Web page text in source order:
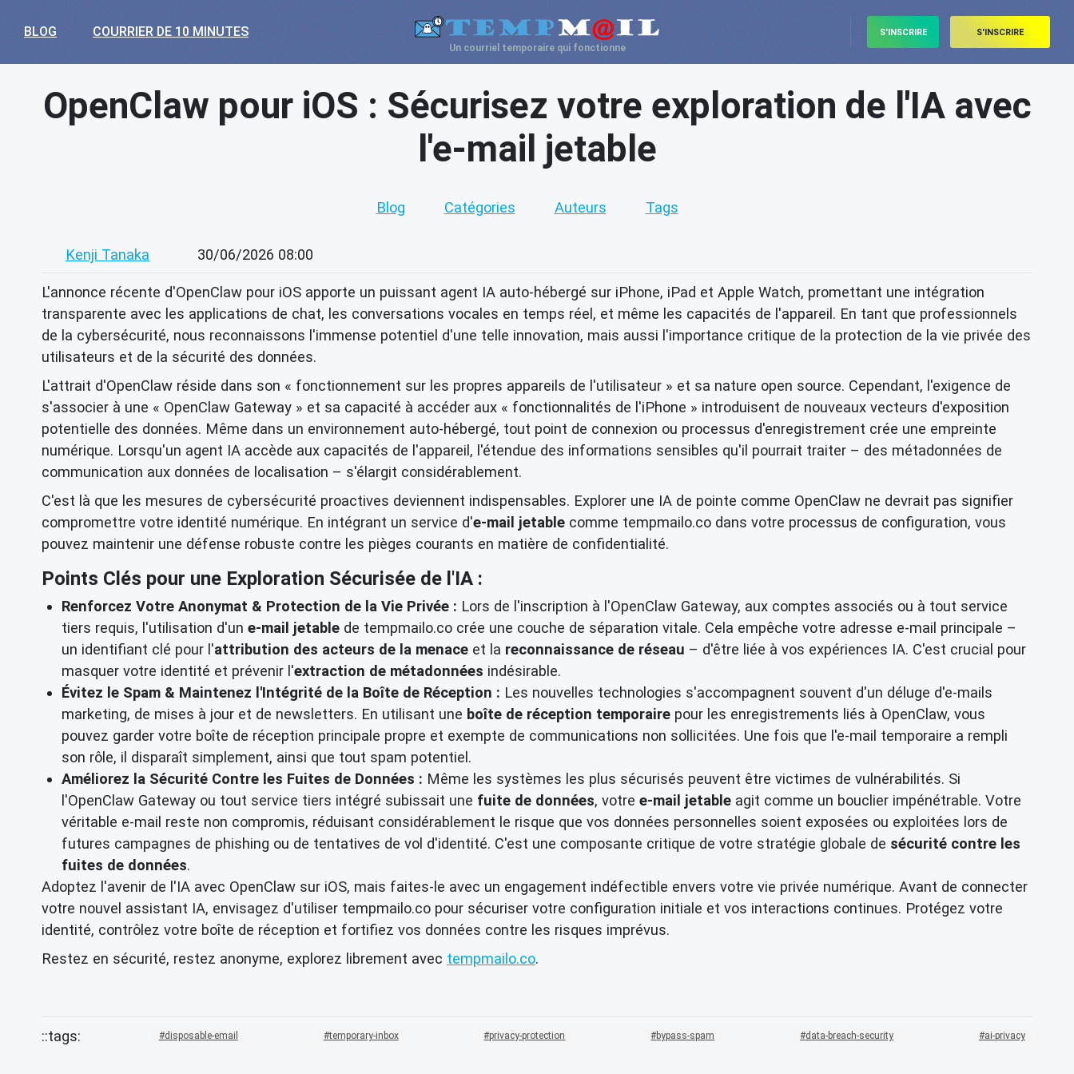
BLOG COURRIER DE 10 MINUTES
Un courriel temporaire qui fonctionne
S'INSCRIRE S'INSCRIRE
OpenClaw pour iOS : Sécurisez votre exploration de l'IA avec
l'e-mail jetable
Blog Catégories Auteurs Tags
Kenji Tanaka 30/06/2026 08:00
L'annonce récente d'OpenClaw pour iOS apporte un puissant agent IA auto-hébergé sur iPhone, iPad et Apple Watch, promettant une intégration
transparente avec les applications de chat, les conversations vocales en temps réel, et même les capacités de l'appareil. En tant que professionnels
de la cybersécurité, nous reconnaissons l'immense potentiel d'une telle innovation, mais aussi l'importance critique de la protection de la vie privée des
utilisateurs et de la sécurité des données.
L'attrait d'OpenClaw réside dans son « fonctionnement sur les propres appareils de l'utilisateur » et sa nature open source. Cependant, l'exigence de
s'associer à une « OpenClaw Gateway » et sa capacité à accéder aux « fonctionnalités de l'iPhone » introduisent de nouveaux vecteurs d'exposition
potentielle des données. Même dans un environnement auto-hébergé, tout point de connexion ou processus d'enregistrement crée une empreinte
numérique. Lorsqu'un agent IA accède aux capacités de l'appareil, l'étendue des informations sensibles qu'il pourrait traiter – des métadonnées de
communication aux données de localisation – s'élargit considérablement.
C'est là que les mesures de cybersécurité proactives deviennent indispensables. Explorer une IA de pointe comme OpenClaw ne devrait pas signifier
compromettre votre identité numérique. En intégrant un service d'e-mail jetable comme tempmailo.co dans votre processus de configuration, vous
pouvez maintenir une défense robuste contre les pièges courants en matière de confidentialité.
Points Clés pour une Exploration Sécurisée de l'IA :
Renforcez Votre Anonymat & Protection de la Vie Privée : Lors de l'inscription à l'OpenClaw Gateway, aux comptes associés ou à tout service
tiers requis, l'utilisation d'un e-mail jetable de tempmailo.co crée une couche de séparation vitale. Cela empêche votre adresse e-mail principale –
un identifiant clé pour l'attribution des acteurs de la menace et la reconnaissance de réseau – d'être liée à vos expériences IA. C'est crucial pour
masquer votre identité et prévenir l'extraction de métadonnées indésirable.
Évitez le Spam & Maintenez l'Intégrité de la Boîte de Réception : Les nouvelles technologies s'accompagnent souvent d'un déluge d'e-mails
marketing, de mises à jour et de newsletters. En utilisant une boîte de réception temporaire pour les enregistrements liés à OpenClaw, vous
pouvez garder votre boîte de réception principale propre et exempte de communications non sollicitées. Une fois que l'e-mail temporaire a rempli
son rôle, il disparaît simplement, ainsi que tout spam potentiel.
Améliorez la Sécurité Contre les Fuites de Données : Même les systèmes les plus sécurisés peuvent être victimes de vulnérabilités. Si
l'OpenClaw Gateway ou tout service tiers intégré subissait une fuite de données, votre e-mail jetable agit comme un bouclier impénétrable. Votre
véritable e-mail reste non compromis, réduisant considérablement le risque que vos données personnelles soient exposées ou exploitées lors de
futures campagnes de phishing ou de tentatives de vol d'identité. C'est une composante critique de votre stratégie globale de sécurité contre les
fuites de données.
Adoptez l'avenir de l'IA avec OpenClaw sur iOS, mais faites-le avec un engagement indéfectible envers votre vie privée numérique. Avant de connecter
votre nouvel assistant IA, envisagez d'utiliser tempmailo.co pour sécuriser votre configuration initiale et vos interactions continues. Protégez votre
identité, contrôlez votre boîte de réception et fortifiez vos données contre les risques imprévus.
Restez en sécurité, restez anonyme, explorez librement avec tempmailo.co.
disposable-email temporary-inbox privacy-protection bypass-spam data-breach-security ai-privacy